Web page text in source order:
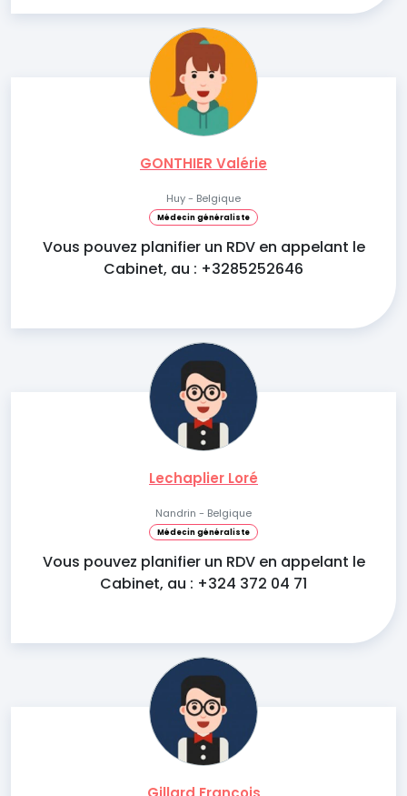
GONTHIER Valérie
Huy - Belgique
Médecin généraliste
Vous pouvez planifier un RDV en appelant le
Cabinet, au : +3285252646
Lechaplier Loré
Nandrin - Belgique
Médecin généraliste
Vous pouvez planifier un RDV en appelant le
Cabinet, au : +324 372 04 71